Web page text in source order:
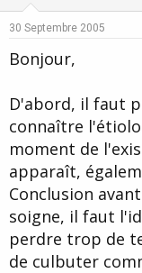
30 Septembre 2005
Bonjour,
D'abord, il faut
connaître
moment de
apparaît,
Conclusion
soigne, il faut
perdre trop de
de culbuter